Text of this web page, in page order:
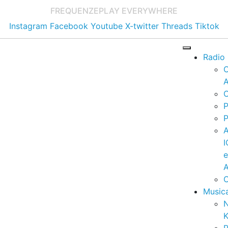
FREQUENZEPLAY EVERYWHERE
Instagram Facebook Youtube X-twitter Threads Tiktok
Radio
e